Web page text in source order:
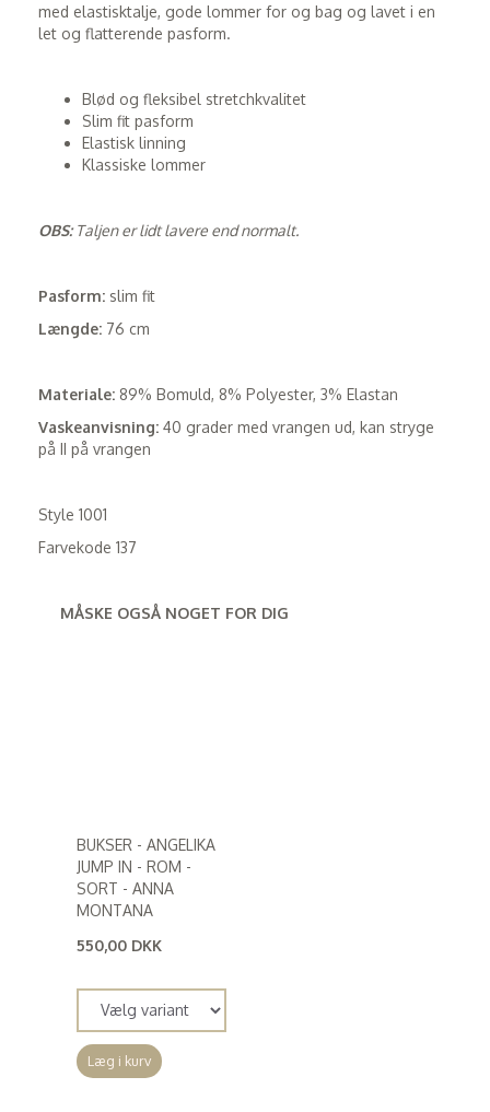
med elastisktalje, gode lommer for og bag og lavet i en
let og flatterende pasform.
Blød og fleksibel stretchkvalitet
Slim fit pasform
Elastisk linning
Klassiske lommer
OBS:Taljen er lidt lavere end normalt.
Pasform: slim fit
Længde: 76 cm
Materiale: 89% Bomuld, 8% Polyester, 3% Elastan
Vaskeanvisning: 40 grader med vrangen ud, kan stryge
på II på vrangen
Style 1001
Farvekode 137
MÅSKE OGSÅ NOGET FOR DIG
BUKSER - ANGELIKA
JUMP IN - ROM -
SORT - ANNA
MONTANA
550,00 DKK
Læg i kurv